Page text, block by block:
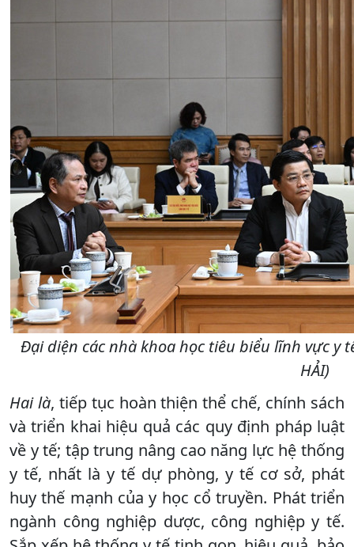
Đại diện các nhà khoa học tiêu biểu lĩnh vực y
HẢI)
Hai là, tiếp tục hoàn thiện thể chế, chính sách
và triển khai hiệu quả các quy định pháp luật
về y tế; tập trung nâng cao năng lực hệ thống
y tế, nhất là y tế dự phòng, y tế cơ sở, phát
huy thế mạnh của y học cổ truyền. Phát triển
ngành công nghiệp dược, công nghiệp y tế.